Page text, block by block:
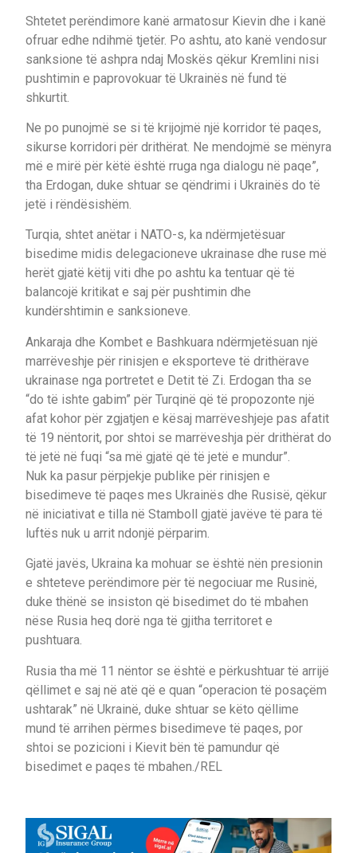
Shtetet perëndimore kanë armatosur Kievin dhe i kanë
ofruar edhe ndihmë tjetër. Po ashtu, ato kanë vendosur
sanksione të ashpra ndaj Moskës qëkur Kremlini nisi
pushtimin e paprovokuar të Ukrainës në fund të
shkurtit.
Ne po punojmë se si të krijojmë një korridor të paqes,
sikurse korridori për drithërat. Ne mendojmë se mënyra
më e mirë për këtë është rruga nga dialogu në paqe”,
tha Erdogan, duke shtuar se qëndrimi i Ukrainës do të
jetë i rëndësishëm.
Turqia, shtet anëtar i NATO-s, ka ndërmjetësuar
bisedime midis delegacioneve ukrainase dhe ruse më
herët gjatë këtij viti dhe po ashtu ka tentuar që të
balancojë kritikat e saj për pushtimin dhe
kundërshtimin e sanksioneve.
Ankaraja dhe Kombet e Bashkuara ndërmjetësuan një
marrëveshje për rinisjen e eksporteve të drithërave
ukrainase nga portretet e Detit të Zi. Erdogan tha se
“do të ishte gabim” për Turqinë që të propozonte një
afat kohor për zgjatjen e kësaj marrëveshjeje pas afatit
të 19 nëntorit, por shtoi se marrëveshja për drithërat do
të jetë në fuqi “sa më gjatë që të jetë e mundur”.
Nuk ka pasur përpjekje publike për rinisjen e
bisedimeve të paqes mes Ukrainës dhe Rusisë, qëkur
në iniciativat e tilla në Stamboll gjatë javëve të para të
luftës nuk u arrit ndonjë përparim.
Gjatë javës, Ukraina ka mohuar se është nën presionin
e shteteve perëndimore për të negociuar me Rusinë,
duke thënë se insiston që bisedimet do të mbahen
nëse Rusia heq dorë nga të gjitha territoret e
pushtuara.
Rusia tha më 11 nëntor se është e përkushtuar të arrijë
qëllimet e saj në atë që e quan “operacion të posaçëm
ushtarak” në Ukrainë, duke shtuar se këto qëllime
mund të arrihen përmes bisedimeve të paqes, por
shtoi se pozicioni i Kievit bën të pamundur që
bisedimet e paqes të mbahen./REL